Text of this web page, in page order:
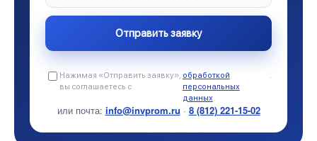
Нажимая «Отправить заявку»,
вы соглашаетесь с
обработкой
персональных
данных
.
или почта: info@invprom.ru · 8 (812) 221-15-02